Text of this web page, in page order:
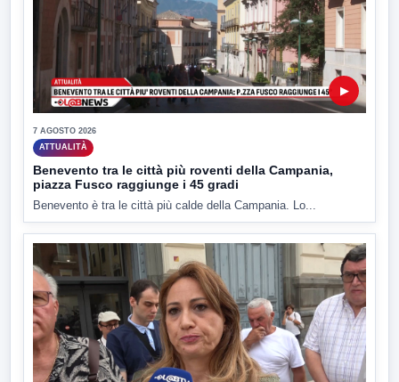
▶
7 AGOSTO 2026
ATTUALITÀ
Benevento tra le città più roventi della Campania,
piazza Fusco raggiunge i 45 gradi
Benevento è tra le città più calde della Campania. Lo...